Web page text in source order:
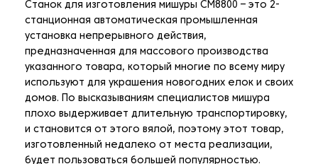
Станок для изготовления мишуры CM8800 – это 2-
станционная автоматическая промышленная
установка непрерывного действия,
предназначенная для массового производства
указанного товара, который многие по всему миру
используют для украшения новогодних елок и своих
домов. По высказываниям специалистов мишура
плохо выдерживает длительную транспортировку,
и становится от этого вялой, поэтому этот товар,
изготовленный недалеко от места реализации,
будет пользоваться большей популярностью.